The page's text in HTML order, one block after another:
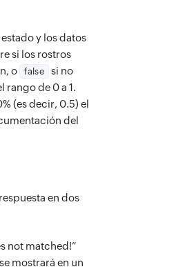
y los datos
si los rostros
o false
si no
rango de 0 a 1.
(es decir, 0.5) el
del
en dos
not matched!”
mostrará en un